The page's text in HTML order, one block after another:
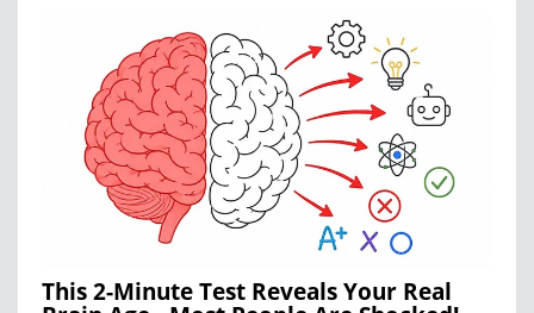
This 2-Minute Test Reveals Your Real